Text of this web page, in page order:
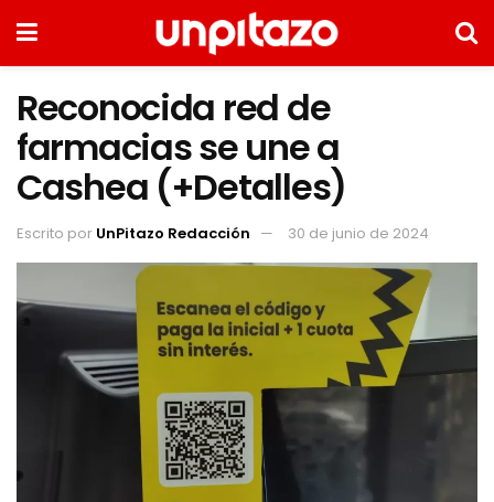
Reconocida red de
farmacias se une a
Cashea (+Detalles)
Escrito por UnPitazo Redacción 30 de junio de 2024